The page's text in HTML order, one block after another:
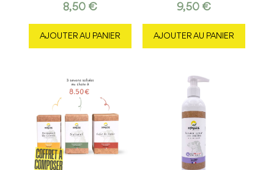
8,50 €
AJOUTER AU PANIER
9,50 €
AJOUTER AU PANIER